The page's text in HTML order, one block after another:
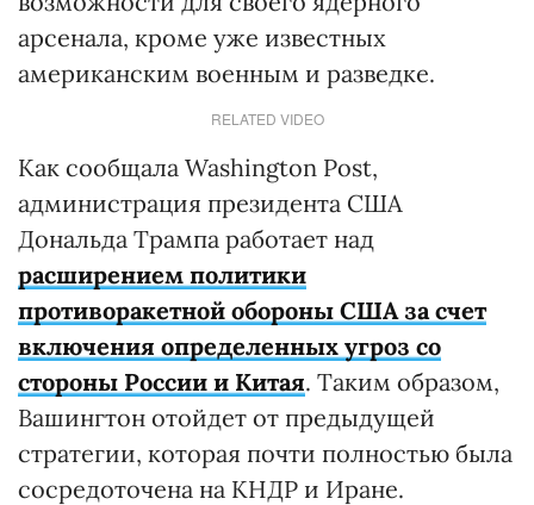
арсенала, кроме уже известных
американским военным и разведке.
RELATED VIDEO
Как сообщала Washington Post,
администрация президента США
Дональда Трампа работает над
расширением политики
противоракетной обороны США за счет
включения определенных угроз со
стороны России и Китая. Таким образом,
Вашингтон отойдет от предыдущей
стратегии, которая почти полностью была
сосредоточена на КНДР и Иране.